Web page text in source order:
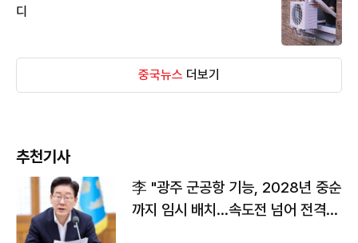
디
중국뉴스 더보기
추천기사
李 "광주 군공항 기능, 2028년 중순
까지 임시 배치…속도전 넘어 전격